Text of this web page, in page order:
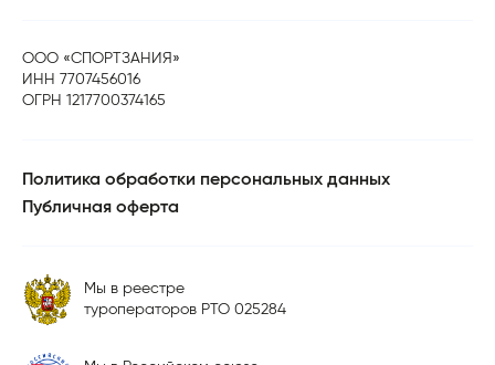
ООО «СПОРТЗАНИЯ»
ИНН 7707456016
ОГРН 1217700374165
Политика обработки персональных данных
Публичная оферта
Мы в реестре
туроператоров РТО 025284